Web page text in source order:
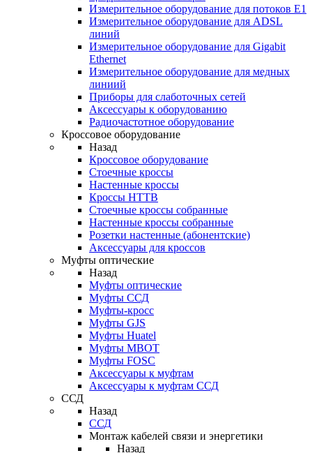
Измерительное оборудование для потоков Е1
Измерительное оборудование для ADSL
линий
Измерительное оборудование для Gigabit
Ethernet
Измерительное оборудование для медных
линиий
Приборы для слаботочных сетей
Аксессуары к оборудованию
Радиочастотное оборудование
Кроссовое оборудование
Назад
Кроссовое оборудование
Стоечные кроссы
Настенные кроссы
Кроссы HTTB
Стоечные кроссы собранные
Настенные кроссы собранные
Розетки настенные (абонентские)
Аксессуары для кроссов
Муфты оптические
Назад
Муфты оптические
Муфты ССД
Муфты-кросс
Муфты GJS
Муфты Huatel
Муфты МВОТ
Муфты FOSC
Аксессуары к муфтам
Аксессуары к муфтам ССД
ССД
Назад
ССД
Монтаж кабелей связи и энергетики
Назад